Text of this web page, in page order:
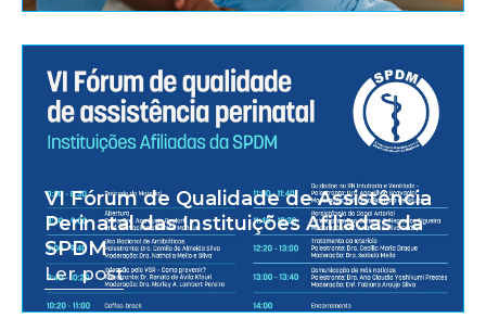
VI Fórum de Qualidade de Assistência
Perinatal das Instituições Afiliadas da
SPDM
Ler post